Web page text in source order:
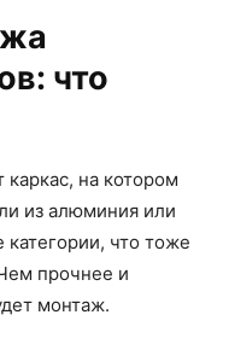
что
на котором
из алюминия или
что тоже
прочнее и
монтаж.